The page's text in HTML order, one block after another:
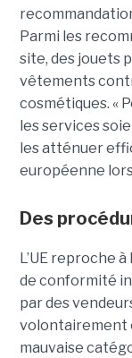
Parmi les
site, des jouets
vêtements
cosmétiques. «
les services
les atténuer
européenne
Des
L’UE reproche
de conformité
par des
volontairement
mauvaise